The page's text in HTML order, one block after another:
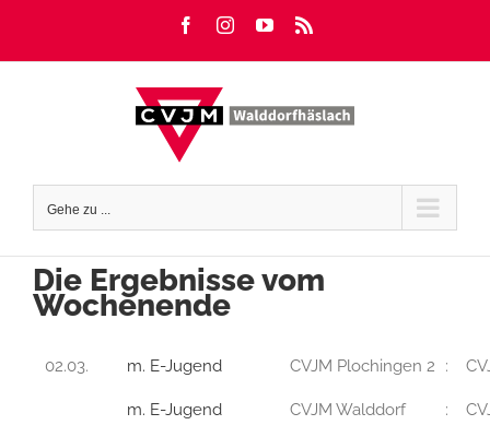
FacebookInstagramYouTube
Gehe zu ...
Die Ergebnisse vom
Wochenende
02.03. m. E-Jugend CVJM Plochingen 2 :
m. E-Jugend CVJM Walddorf :